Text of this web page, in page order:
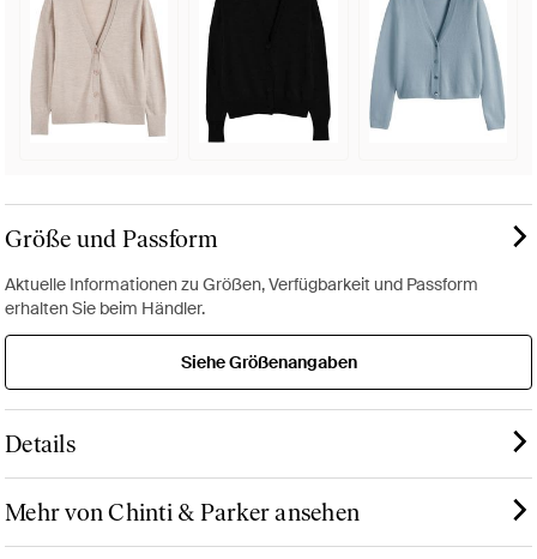
Größe und Passform
Aktuelle Informationen zu Größen, Verfügbarkeit und Passform
erhalten Sie beim Händler.
Siehe Größenangaben
Details
Mehr von Chinti & Parker ansehen